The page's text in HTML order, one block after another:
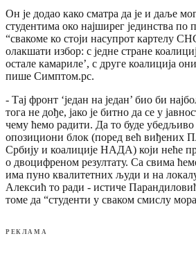
Он је додао како сматра да је и даље
студентима око најширег јединства по
“свакоме ко стоји насупрот картелу
олакшати избор: с једне стране
остале камариле’, с друге коалиција
пише Симптом.рс.
- Тај фронт ‘један на један’ био би
тога не дође, јако је битно да се у
чему ћемо радити. Да то буде убедљиво
опозициони блок (поред већ виђених
Србију и коалиције НАДА) који неће
о двоцифреном резултату. Са свима
има пуно квалитетних људи и на
Алексић то ради - истиче
томе да “студенти у сваком смислу
РЕКЛАМА